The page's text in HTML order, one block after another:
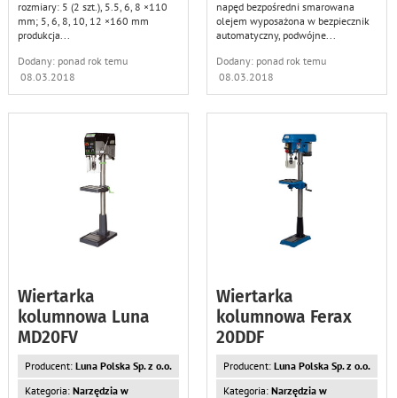
rozmiary: 5 (2 szt.), 5.5, 6, 8 ×110
mm; 5, 6, 8, 10, 12 ×160 mm
produkcja...
Dodany: ponad rok temu
08.03.2018
napęd bezpośredni smarowana
olejem wyposażona w bezpiecznik
automatyczny, podwójne...
Dodany: ponad rok temu
08.03.2018
Wiertarka
kolumnowa Luna
MD20FV
Producent: Luna Polska Sp. z o.o.
Kategoria: Narzędzia w
Wiertarka
kolumnowa Ferax
20DDF
Producent: Luna Polska Sp. z o.o.
Kategoria: Narzędzia w